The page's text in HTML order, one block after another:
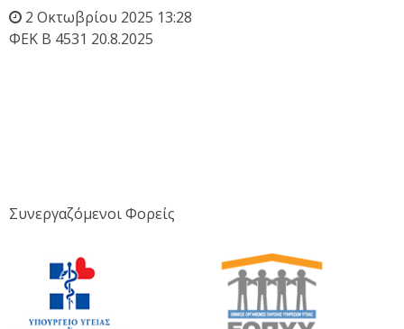
2 Οκτωβρίου 2025 13:28
ΦΕΚ Β 4531 20.8.2025
Συνεργαζόμενοι Φορείς